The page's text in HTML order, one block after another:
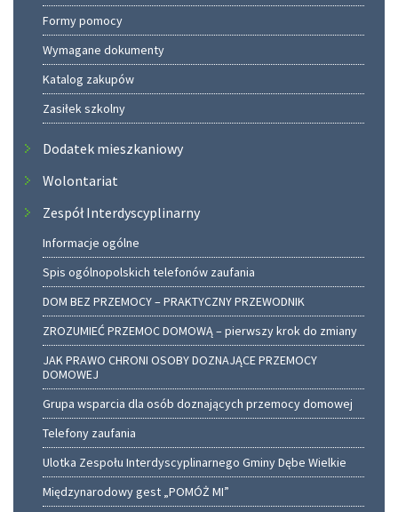
Formy pomocy
Wymagane dokumenty
Katalog zakupów
Zasiłek szkolny
Dodatek mieszkaniowy
Wolontariat
Zespół Interdyscyplinarny
Informacje ogólne
Spis ogólnopolskich telefonów zaufania
DOM BEZ PRZEMOCY – PRAKTYCZNY PRZEWODNIK
ZROZUMIEĆ PRZEMOC DOMOWĄ – pierwszy krok do zmiany
JAK PRAWO CHRONI OSOBY DOZNAJĄCE PRZEMOCY
DOMOWEJ
Grupa wsparcia dla osób doznających przemocy domowej
Telefony zaufania
Ulotka Zespołu Interdyscyplinarnego Gminy Dębe Wielkie
Międzynarodowy gest „POMÓŻ MI”